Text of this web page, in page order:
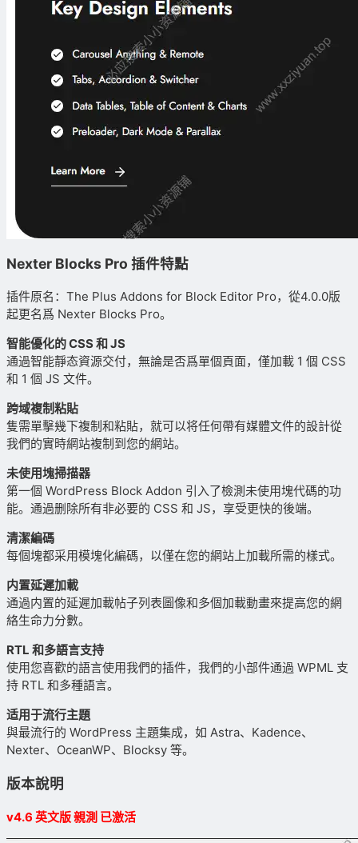
Nexter Blocks Pro 插件特點
插件原名：The Plus Addons for Block Editor Pro，從4.0.0版
起更名爲 Nexter Blocks Pro。
智能優化的 CSS 和 JS
通過智能靜态資源交付，無論是否爲單個頁面，僅加載 1 個 CSS
和 1 個 JS 文件。
跨域複制粘貼
隻需單擊幾下複制和粘貼，就可以将任何帶有媒體文件的設計從
我們的實時網站複制到您的網站。
未使用塊掃描器
第一個 WordPress Block Addon 引入了檢測未使用塊代碼的功
能。通過删除所有非必要的 CSS 和 JS，享受更快的後端。
清潔編碼
每個塊都采用模塊化編碼，以僅在您的網站上加載所需的樣式。
内置延遲加載
通過内置的延遲加載帖子列表圖像和多個加載動畫來提高您的網
絡生命力分數。
RTL 和多語言支持
使用您喜歡的語言使用我們的插件，我們的小部件通過 WPML 支
持 RTL 和多種語言。
适用于流行主題
與最流行的 WordPress 主題集成，如 Astra、Kadence、
Nexter、OceanWP、Blocksy 等。
版本說明
v4.6 英文版 親測 已激活